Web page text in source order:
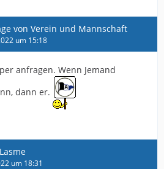
von Verein und Mannschaft
um 15:18
anfragen. Wenn Jemand
dann er.
um 18:31